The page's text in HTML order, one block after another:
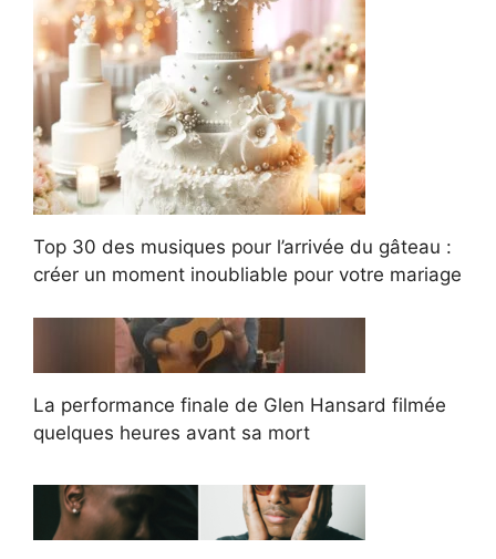
Top 30 des musiques pour l’arrivée du gâteau :
créer un moment inoubliable pour votre mariage
La performance finale de Glen Hansard filmée
quelques heures avant sa mort